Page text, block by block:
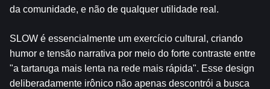
da comunidade, e não de qualquer utilidade real.
SLOW é essencialmente um exercício cultural, criando
humor e tensão narrativa por meio do forte contraste entre
"a tartaruga mais lenta na rede mais rápida". Esse design
deliberadamente irônico não apenas descontrói a busca